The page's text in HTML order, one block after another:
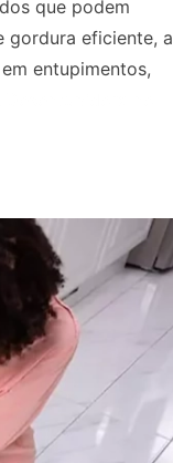
que podem
gordura eficiente, a
entupimentos,